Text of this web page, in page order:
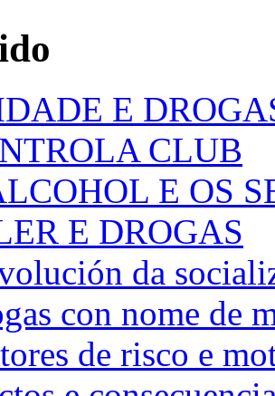
E
CLUB
E OS
E DROGAS
da
con nome de
de risco e